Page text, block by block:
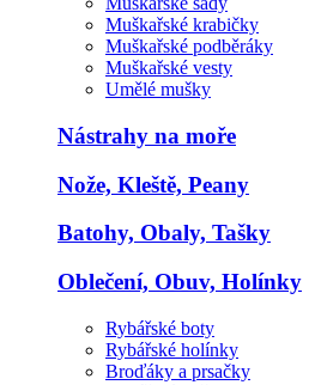
Muškařské krabičky
Muškařské podběráky
Muškařské vesty
Umělé mušky
Nástrahy na moře
Nože, Kleště, Peany
Batohy, Obaly, Tašky
Oblečení, Obuv, Holínky
Rybářské boty
Rybářské holínky
Broďáky a prsačky